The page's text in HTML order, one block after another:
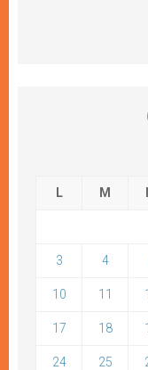
L M
3 4
10 11
17 18
24 25